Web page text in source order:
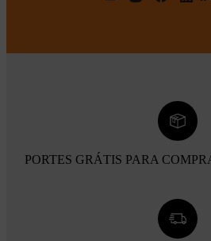
PORTES GRÁTIS PARA